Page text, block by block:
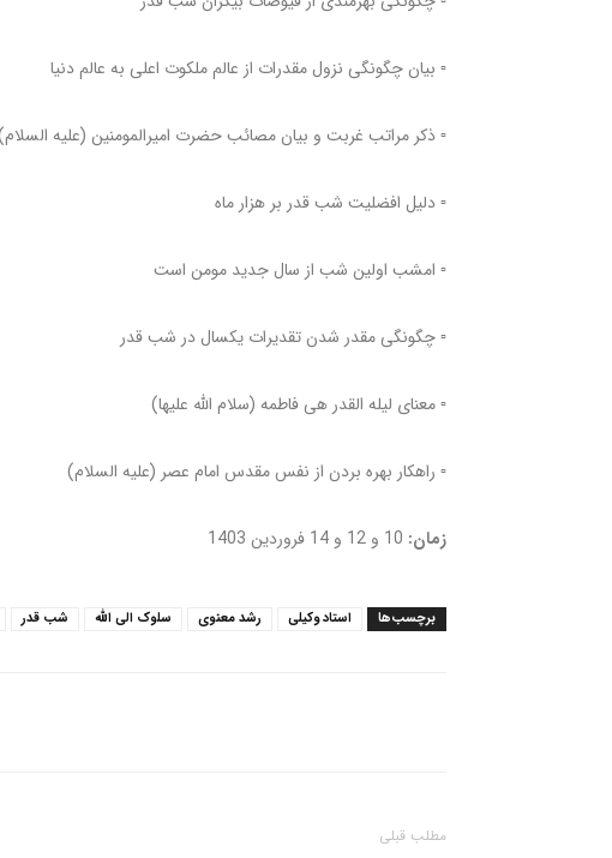
▫️ بیان چگونگی نزول مقدرات از عالم ملکوت اعلی به عالم دنیا
▫️ ذکر مراتب غربت و بیان مصائب حضرت امیرالمومنین (علیه
▫️ دلیل افضلیت شب قدر بر هزار ماه
▫️ امشب اولین شب از سال جدید مومن است
▫️ چگونگی مقدر شدن تقدیرات یکسال در شب قدر
▫️ معنای لیله القدر هی فاطمه (سلام الله علیها)
▫️ راهکار بهره بردن از نفس مقدس امام عصر (علیه السلام)
زمان:
برچسب‌ها استاد وکیلی رشد معنوی سلوک الی الله شب قدر
مطلب قبلی